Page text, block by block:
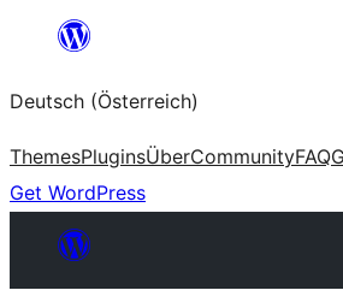
springen
Deutsch (Österreich)
ThemesPluginsÜberCommunityFAQ
Get WordPress